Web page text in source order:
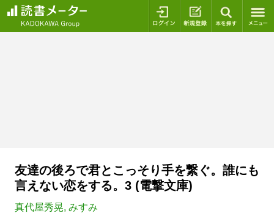
ログイン 新規登録
友達の後ろで君とこっそり手を繋ぐ。誰にも
言えない恋をする。3 (電撃文庫)
真代屋秀晃, みすみ